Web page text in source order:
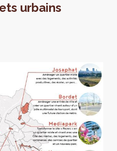
est prévue en
urbains